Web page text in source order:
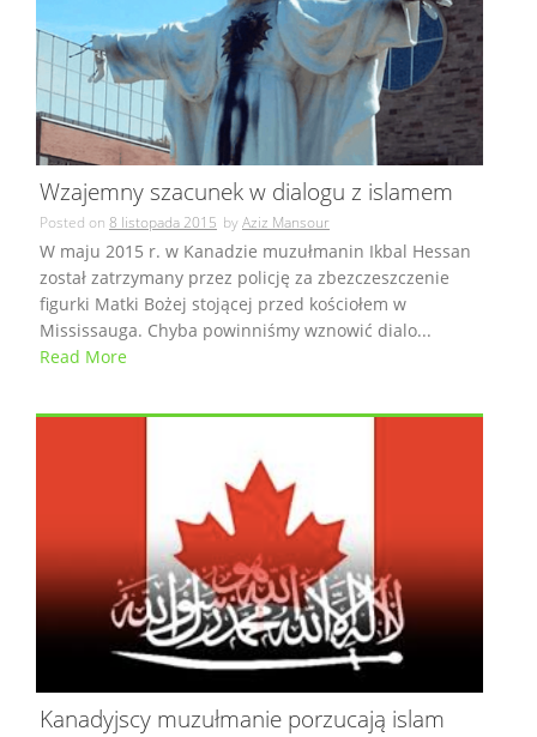
Wzajemny szacunek w dialogu z islamem
Posted on 8 listopada 2015 byAziz Mansour
W maju 2015 r. w Kanadzie muzułmanin Ikbal Hessan
został zatrzymany przez policję za zbezczeszczenie
figurki Matki Bożej stojącej przed kościołem w
Mississauga. Chyba powinniśmy wznowić dialo...
Read More
Kanadyjscy muzułmanie porzucają islam